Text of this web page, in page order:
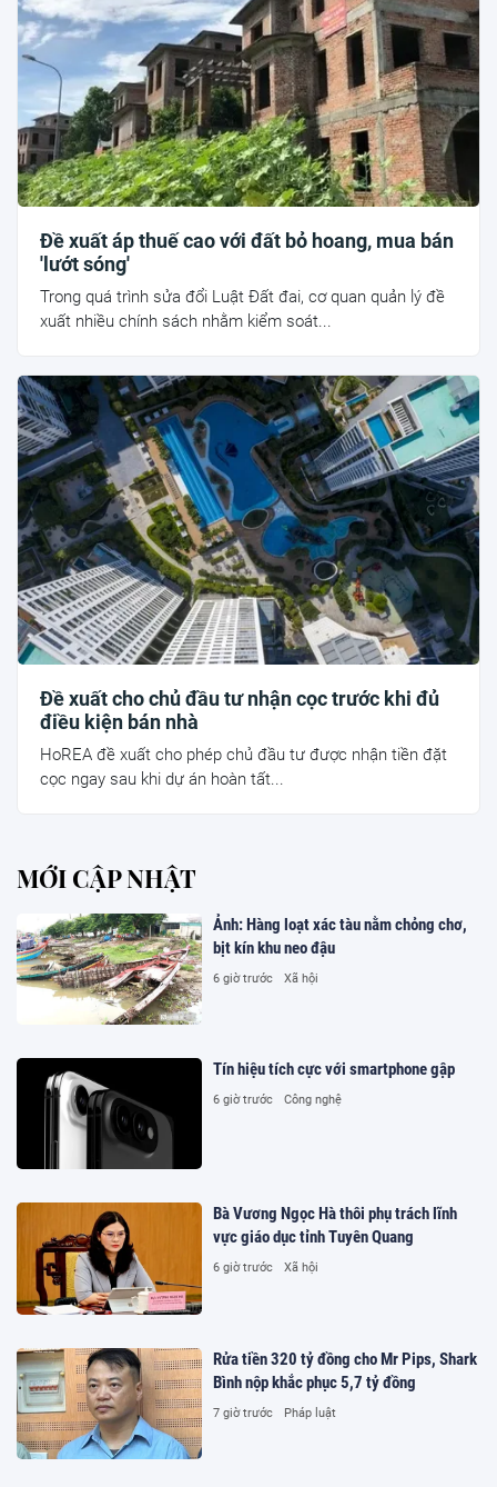
Đề xuất áp thuế cao với đất bỏ hoang, mua bán
'lướt sóng'
Trong quá trình sửa đổi Luật Đất đai, cơ quan quản lý đề
xuất nhiều chính sách nhằm kiểm soát...
Đề xuất cho chủ đầu tư nhận cọc trước khi đủ
điều kiện bán nhà
HoREA đề xuất cho phép chủ đầu tư được nhận tiền đặt
cọc ngay sau khi dự án hoàn tất...
MỚI CẬP NHẬT
Ảnh: Hàng loạt xác tàu nằm chỏng chơ,
bịt kín khu neo đậu
6 giờ trước Xã hội
Tín hiệu tích cực với smartphone gập
6 giờ trước Công nghệ
Bà Vương Ngọc Hà thôi phụ trách lĩnh
vực giáo dục tỉnh Tuyên Quang
6 giờ trước Xã hội
Rửa tiền 320 tỷ đồng cho Mr Pips, Shark
Bình nộp khắc phục 5,7 tỷ đồng
7 giờ trước Pháp luật